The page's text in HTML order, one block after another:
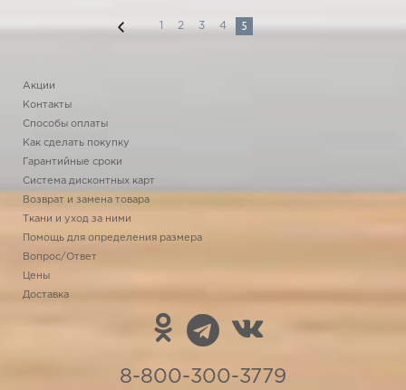
1 2 3 4 5
Акции
Контакты
Способы оплаты
Как сделать покупку
Гарантийные сроки
Система дисконтных карт
Возврат и замена товара
Ткани и уход за ними
Помощь для определения размера
Вопрос/Ответ
Цены
Доставка
8-800-300-3779